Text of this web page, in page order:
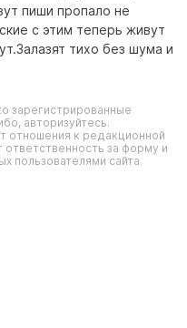
пиши пропало не
с этим теперь живут
тихо без шума и
зарегистрированные
авторизуйтесь.
отношения к редакционной
за форму и
пользователями сайта.